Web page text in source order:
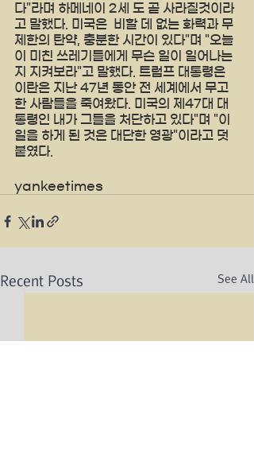
다"라며 하메네이 2세 도 곧 사라질것이라
고 말했다. 미국은  비할 데 없는 화력과 무
제한의 탄약, 충분한 시간이 있다"며 "오늘
이 미친 쓰레기들에게 무슨 일이 일어나는
지 지켜보라"고 말했다. 트럼프 대통령은
이란은 지난 47년 동안 전 세계에서 무고
한 사람들을 죽여왔다. 미국의 제47대 대
통령인 내가 그들을 처단하고 있다"며 "이
일을 하게 된 것은 대단한 영광"이라고 덧
붙였다.
yankeetimes
Recent Posts See All